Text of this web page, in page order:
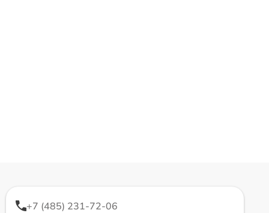
+7 (485) 231-72-06